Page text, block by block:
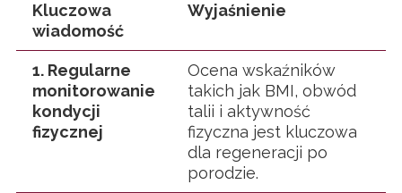
Kluczowa
wiadomość
Wyjaśnienie
1. Regularne
monitorowanie
kondycji
fizycznej
Ocena wskaźników
takich jak BMI, obwód
talii i aktywność
fizyczna jest kluczowa
dla regeneracji po
porodzie.